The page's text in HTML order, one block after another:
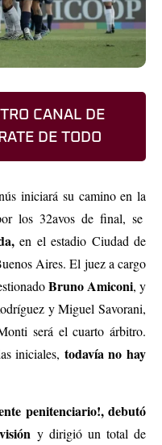
CANAL DE
DE TODO
iniciará su camino en la
los 32avos de final, se
en el estadio Ciudad de
Aires. El juez a cargo
Bruno Amiconi, y
y Miguel Savorani,
será el cuarto árbitro.
iniciales, todavía no hay
penitenciario!, debutó
y dirigió un total de